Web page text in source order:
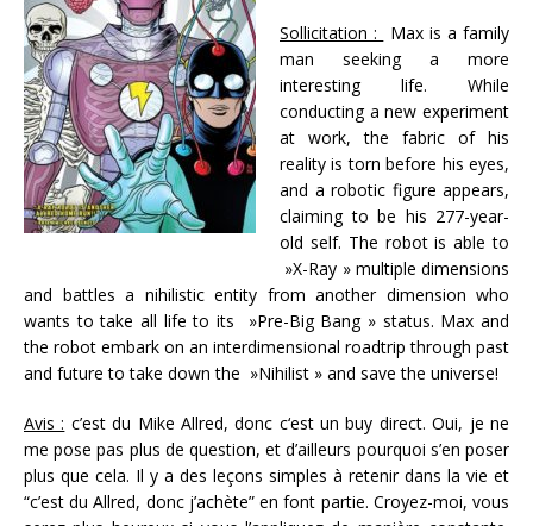
Sollicitation :
Max is a family
man seeking a more
interesting life. While
conducting a new experiment
at work, the fabric of his
reality is torn before his eyes,
and a robotic figure appears,
claiming to be his 277-year-
old self. The robot is able to
»X-Ray » multiple dimensions
and battles a nihilistic entity from another dimension who
wants to take all life to its »Pre-Big Bang » status. Max and
the robot embark on an interdimensional roadtrip through past
and future to take down the »Nihilist » and save the universe!
Avis : c’est du Mike Allred, donc c‘est un buy direct. Oui, je ne
me pose pas plus de question, et d’ailleurs pourquoi s’en poser
plus que cela. Il y a des leçons simples à retenir dans la vie et
“c’est du Allred, donc j’achète” en font partie. Croyez-moi, vous